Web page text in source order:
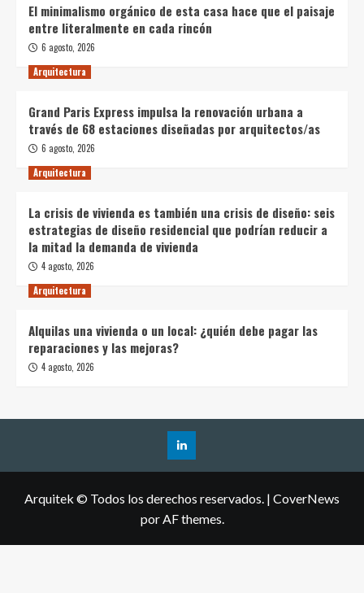
El minimalismo orgánico de esta casa hace que el paisaje
entre literalmente en cada rincón
6 agosto, 2026
Arquitectura
Grand Paris Express impulsa la renovación urbana a
través de 68 estaciones diseñadas por arquitectos/as
6 agosto, 2026
Arquitectura
La crisis de vivienda es también una crisis de diseño: seis
estrategias de diseño residencial que podrían reducir a
la mitad la demanda de vivienda
4 agosto, 2026
Arquitectura
Alquilas una vivienda o un local: ¿quién debe pagar las
reparaciones y las mejoras?
4 agosto, 2026
Arquitek © Todos los derechos reservados. | CoverNews
por AF themes.